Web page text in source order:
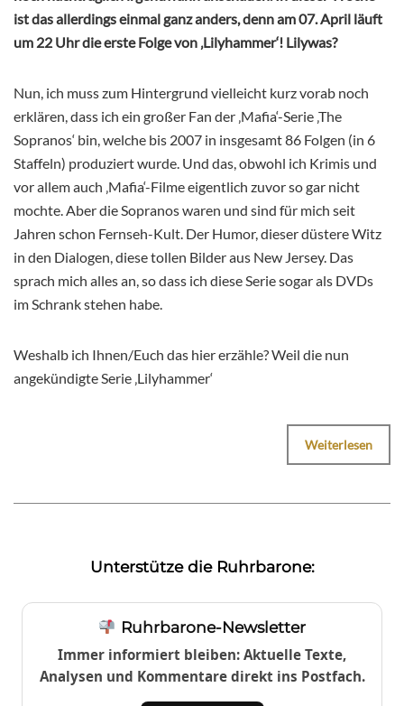
ist das allerdings einmal ganz anders, denn am 07. April läuft
um 22 Uhr die erste Folge von ‚Lilyhammer‘! Lilywas?
Nun, ich muss zum Hintergrund vielleicht kurz vorab noch
erklären, dass ich ein großer Fan der ‚Mafia‘-Serie ‚The
Sopranos‘ bin, welche bis 2007 in insgesamt 86 Folgen (in 6
Staffeln) produziert wurde. Und das, obwohl ich Krimis und
vor allem auch ‚Mafia‘-Filme eigentlich zuvor so gar nicht
mochte. Aber die Sopranos waren und sind für mich seit
Jahren schon Fernseh-Kult. Der Humor, dieser düstere Witz
in den Dialogen, diese tollen Bilder aus New Jersey. Das
sprach mich alles an, so dass ich diese Serie sogar als DVDs
im Schrank stehen habe.
Weshalb ich Ihnen/Euch das hier erzähle? Weil die nun
angekündigte Serie ‚Lilyhammer‘
Weiterlesen
Unterstütze die Ruhrbarone:
Ruhrbarone-Newsletter
Immer informiert bleiben: Aktuelle Texte,
Analysen und Kommentare direkt ins Postfach.